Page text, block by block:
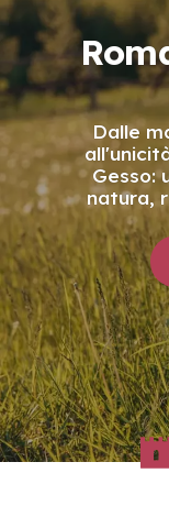
Dalle
Gesso:
natura,